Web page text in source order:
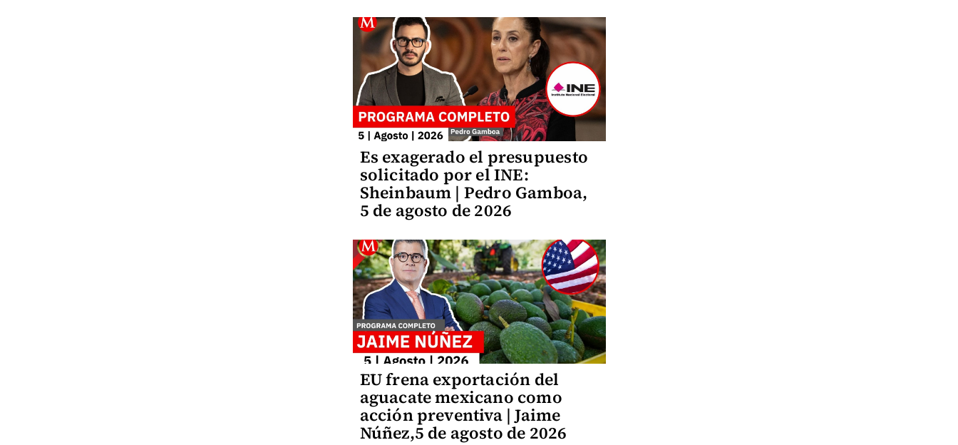
Es exagerado el presupuesto
solicitado por el INE:
Sheinbaum | Pedro Gamboa,
5 de agosto de 2026
EU frena exportación del
aguacate mexicano como
acción preventiva | Jaime
Núñez,5 de agosto de 2026